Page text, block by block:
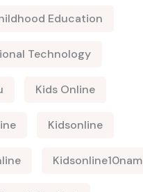
Education
Technology
Kids Online
Kidsonline
Kidsonline10nam